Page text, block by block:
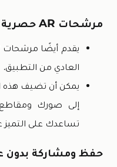
مرشحات AR حصرية
العادي من التطبيق.
يمكن أن تضيف هذه
إلى صورك ومقاطع
تساعدك على التميز
حفظ ومشاركة بدون